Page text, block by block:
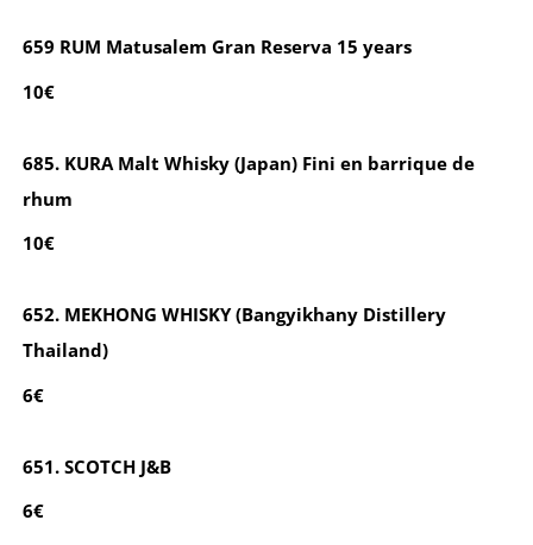
659 RUM Matusalem Gran Reserva 15 years
10€
685. KURA Malt Whisky (Japan) Fini en barrique de
rhum
10€
652. MEKHONG WHISKY (Bangyikhany Distillery
Thailand)
6€
651. SCOTCH J&B
6€